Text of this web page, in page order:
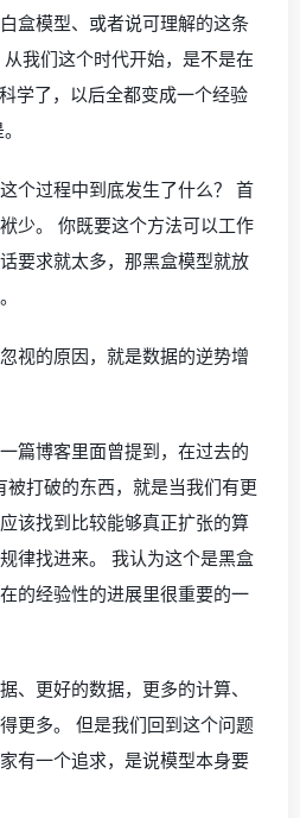
盒模型、或者说可理解的这条
我们这个时代开始，是不是在
学了，以后全都变成一个经验
个过程中到底发生了什么？ 首
少。 你既要这个方法可以工作
要求就太多，那黑盒模型就放
视的原因，就是数据的逆势增
篇博客里面曾提到，在过去的
打破的东西，就是当我们有更
该找到比较能够真正扩张的算
律找进来。 我认为这个是黑盒
的经验性的进展里很重要的一
、更好的数据，更多的计算、
更多。 但是我们回到这个问题
有一个追求，是说模型本身要